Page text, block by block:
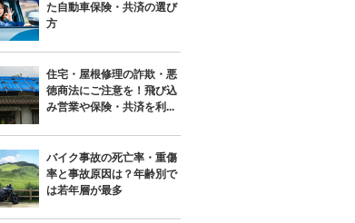
た自動車保険・共済の選び
方
住宅・屋根修理の詐欺・悪
徳商法にご注意を！飛び込
み営業や保険・共済を利...
バイク事故の死亡率・重傷
率と事故原因は？年齢別で
は若年層が最多